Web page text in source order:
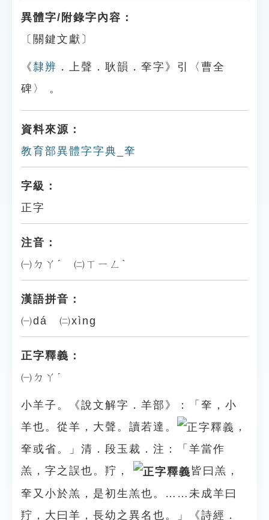
異體字/附錄字內容：
〔關鍵文獻〕
《隸辨 ．上聲．耿韻．羍字》引〈曹全
碑〉 。
資料來源：
教育部異體字字典_羍
字級：
正字
注音：
㈠ㄉㄚˊ ㈡ㄒㄧㄥˋ
漢語拼音：
㈠dá ㈡xìng
正字釋義：
㈠ㄉㄚˊ
小羊子。《說文解字．羊部》：「羍，小
羊也。從羊，大聲。讀若達。
，
羍或省。」清．段玉裁．注：「羊當作
羔，字之誤也。羜，
皆曰羔，
羍又小於羔，是初生羔也。……未成羊曰
羜，大曰羊，長幼之異名也。」《詩經．